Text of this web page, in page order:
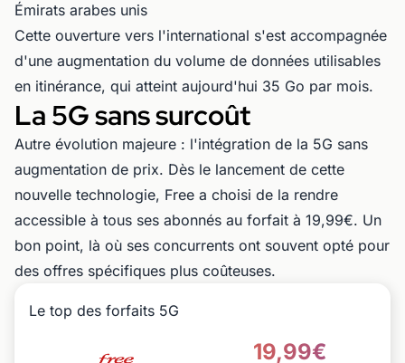
Émirats arabes unis
Cette ouverture vers l'international s'est accompagnée
d'une augmentation du volume de données utilisables
en itinérance, qui atteint aujourd'hui 35 Go par mois.
La 5G sans surcoût
Autre évolution majeure : l'intégration de la 5G sans
augmentation de prix. Dès le lancement de cette
nouvelle technologie, Free a choisi de la rendre
accessible à tous ses abonnés au forfait à 19,99€. Un
bon point, là où ses concurrents ont souvent opté pour
des offres spécifiques plus coûteuses.
Le top des forfaits 5G
19,99€